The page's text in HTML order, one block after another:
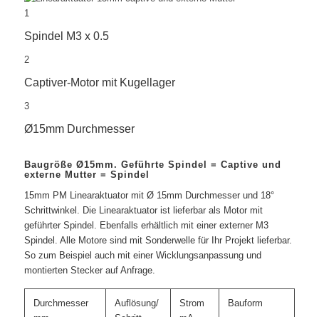
1
Spindel M3 x 0.5
2
Captiver-Motor mit Kugellager
3
Ø15mm Durchmesser
Baugröße Ø15mm. Geführte Spindel = Captive und
externe Mutter = Spindel
15mm PM Linearaktuator mit Ø 15mm Durchmesser und 18°
Schrittwinkel. Die Linearaktuator ist lieferbar als Motor mit
geführter Spindel. Ebenfalls erhältlich mit einer externer M3
Spindel. Alle Motore sind mit Sonderwelle für Ihr Projekt lieferbar.
So zum Beispiel auch mit einer Wicklungsanpassung und
montierten Stecker auf Anfrage.
Durchmesser
Auflösung/
Strom
Bauform